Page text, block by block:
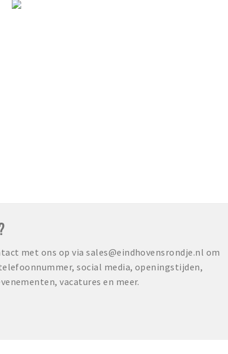
met ons op via sales@eindhovensrondje.nl om
social media, openingstijden,
vacatures en meer.